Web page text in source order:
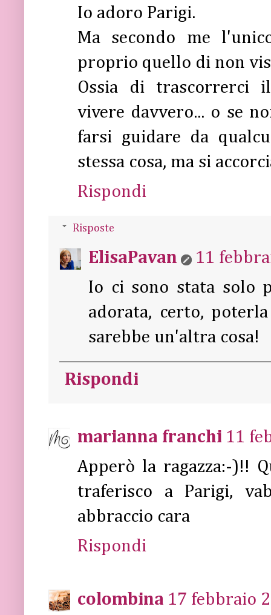
Io adoro Parigi.
Ma secondo me
proprio quello di non
Ossia di trascorrerci
vivere davvero... o se
farsi guidare da
stessa cosa, ma si
Rispondi
Risposte
ElisaPavan
11
Io ci sono stata solo
adorata, certo,
sarebbe un'altra cosa!
Rispondi
marianna franchi 11
Apperò la ragazza:-)!!
traferisco a Parigi,
abbraccio cara
Rispondi
colombina 17 febbraio